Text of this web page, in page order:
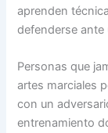
aprenden
defenderse ante
Personas que
artes marciales
con un
entrenamiento